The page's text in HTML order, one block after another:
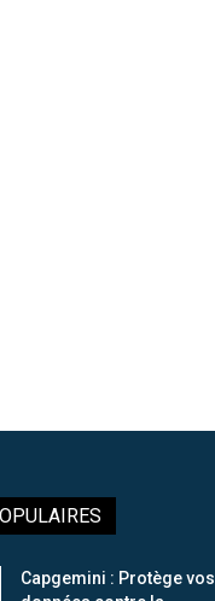
Capgemini : Protège vos